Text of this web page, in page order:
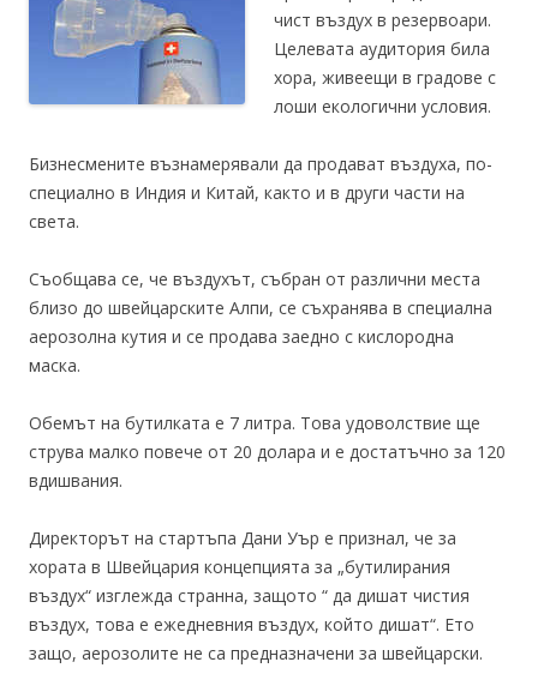
чист въздух в резервоари.
Целевата аудитория била
хора, живеещи в градове с
лоши екологични условия.
Бизнесмените възнамерявали да продават въздуха, по-
специално в Индия и Китай, както и в други части на
света.
Съобщава се, че въздухът, събран от различни места
близо до швейцарските Алпи, се съхранява в специална
аерозолна кутия и се продава заедно с кислородна
маска.
Обемът на бутилката е 7 литра. Това удоволствие ще
струва малко повече от 20 долара и е достатъчно за 120
вдишвания.
Директорът на стартъпа Дани Уър е признал, че за
хората в Швейцария концепцията за „бутилирания
въздух“ изглежда странна, защото “ да дишат чистия
въздух, това е ежедневния въздух, който дишат“. Ето
защо, аерозолите не са предназначени за швейцарски.